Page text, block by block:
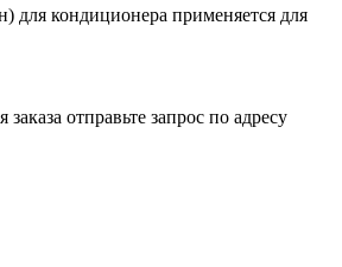
для кондиционера применяется для
отправьте запрос по адресу